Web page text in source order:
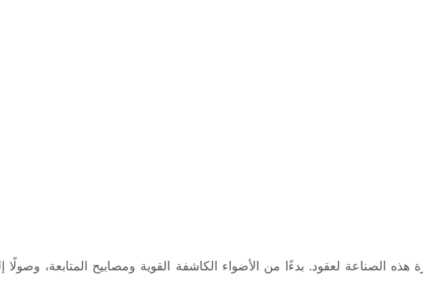
الصناعة لعقود. بدءًا من الأضواء الكاشفة القوية ومصابيح المتابعة، وصولًا